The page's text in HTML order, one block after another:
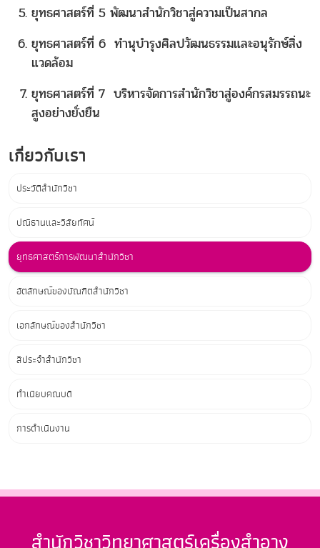
ยุทธศาสตร์ที่ 5 พัฒนาสำนักวิชาสู่ความเป็นสากล
ยุทธศาสตร์ที่ 6 ทำนุบำรุงศิลปวัฒนธรรมและอนุรักษ์สิ่ง
แวดล้อม
ยุทธศาสตร์ที่ 7 บริหารจัดการสำนักวิชาสู่องค์กรสมรรถนะ
สูงอย่างยั่งยืน
เกี่ยวกับเรา
ประวัติสำนักวิชา
ปณิธานและวิสัยทัศน์
ยุทธศาสตร์การพัฒนาสำนักวิชา
อัตลักษณ์ของบัณฑิตสำนักวิชา
เอกลักษณ์ของสำนักวิชา
สีประจำสำนักวิชา
ทำเนียบคณบดี
การดำเนินงาน